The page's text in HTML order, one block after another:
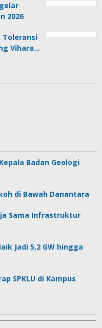
2026
Toleransi
Vihara…
Badan Geologi
di Bawah Danantara
Sama Infrastruktur
Jadi 5,2 GW hingga
SPKLU di Kampus